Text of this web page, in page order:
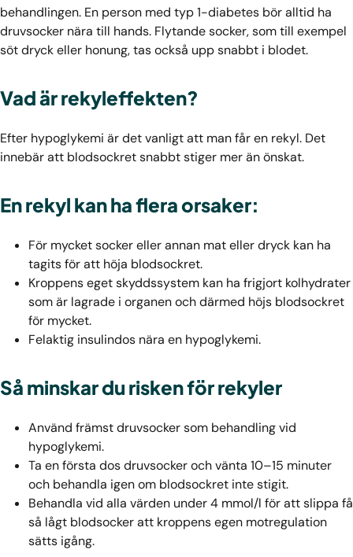
behandlingen. En person med typ 1-diabetes bör alltid ha
druvsocker nära till hands. Flytande socker, som till exempel
söt dryck eller honung, tas också upp snabbt i blodet.
Vad är rekyleffekten?
Efter hypoglykemi är det vanligt att man får en rekyl. Det
innebär att blodsockret snabbt stiger mer än önskat.
En rekyl kan ha flera orsaker:
För mycket socker eller annan mat eller dryck kan ha
tagits för att höja blodsockret.
Kroppens eget skyddssystem kan ha frigjort kolhydrater
som är lagrade i organen och därmed höjs blodsockret
för mycket.
Felaktig insulindos nära en hypoglykemi.
Så minskar du risken för rekyler
Använd främst druvsocker som behandling vid
hypoglykemi.
Ta en första dos druvsocker och vänta 10–15 minuter
och behandla igen om blodsockret inte stigit.
Behandla vid alla värden under 4 mmol/l för att slippa få
så lågt blodsocker att kroppens egen motregulation
sätts igång.